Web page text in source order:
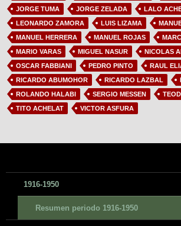
JORGE TUMA
JORGE ZELADA
LALO
LEONARDO ZAMORA
LUIS LIZAMA
MANUEL HERRERA
MANUEL ROJAS
MARIO VARAS
MIGUEL NASUR
NICOLAS
OSCAR FABBIANI
PEDRO PINTO
RAUL
RICARDO ABUMOHOR
RICARDO LAZBAL
ROLANDO HALABI
SERGIO MESSEN
TITO ACHELAT
VICTOR ASFURA
1916-1950
Resumen periodo 1916-1950